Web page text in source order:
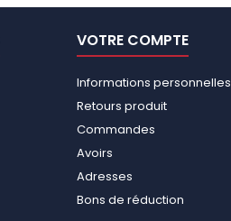
VOTRE COMPTE
Informations personnelles
Retours produit
Commandes
Avoirs
Adresses
Bons de réduction